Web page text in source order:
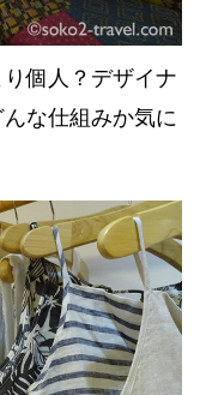
個人？デザイナ
な仕組みか気に